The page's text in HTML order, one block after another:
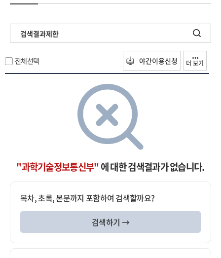
검색결과제한
전체선택 야간이용신청 더 보기
"과학기술정보통신부"에 대한 검색결과가 없습니다.
목차, 초록, 본문까지 포함하여 검색할까요?
검색하기 →